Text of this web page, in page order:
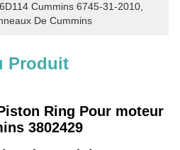
Cummins 6745-31-2010
De Cummins
Produit
Ring Pour moteur
3802429